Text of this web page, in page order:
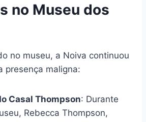
no Museu dos
no museu, a Noiva continuou
presença maligna:
Casal Thompson: Durante
Rebecca Thompson,